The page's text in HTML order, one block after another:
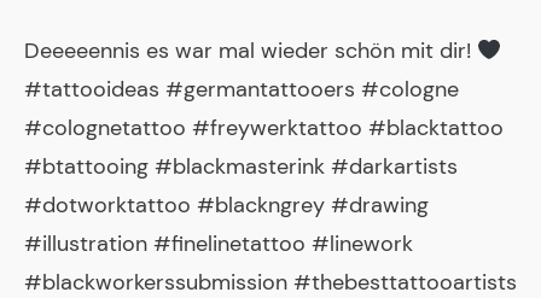
Deeeeennis es war mal wieder schön mit dir!
#tattooideas #germantattooers #cologne
#colognetattoo #freywerktattoo #blacktattoo
#btattooing #blackmasterink #darkartists
#dotworktattoo #blackngrey #drawing
#illustration #finelinetattoo #linework
#blackworkerssubmission #thebesttattooartists